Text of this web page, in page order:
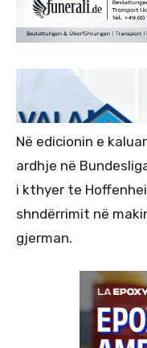
Në edicionin e
ardhje në
i kthyer te
shndërrimit në
gjerman.